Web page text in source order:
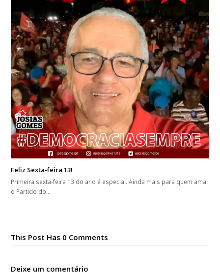
Feliz Sexta-feira 13!
Primeira sexta-feira 13 do ano é especial. Ainda mais para quem ama
o Partido do…
This Post Has 0 Comments
Deixe um comentário